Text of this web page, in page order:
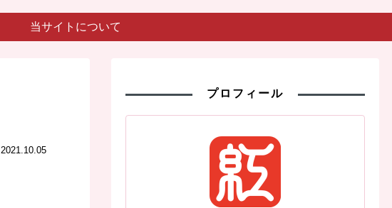
当サイトについて
2021.10.05
プロフィール